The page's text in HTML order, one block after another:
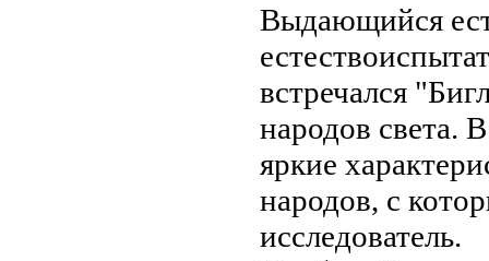
Выдающийся
встречался
народов света.
яркие
народов, с
исследователь.